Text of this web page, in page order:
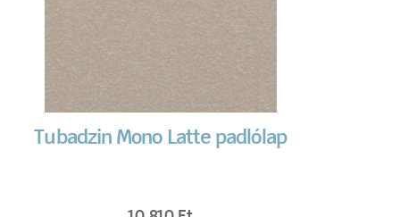
Tubadzin Mono Latte padlólap